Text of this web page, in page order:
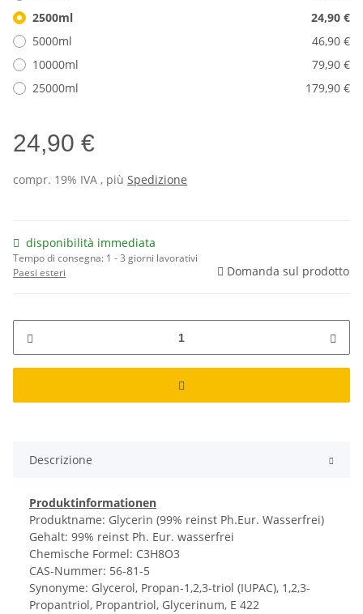
2500ml
24,90 €
5000ml
46,90 €
10000ml
79,90 €
25000ml
179,90 €
24,90 €
compr. 19% IVA , più Spedizione
disponibilità immediata
Tempo di consegna: 1 - 3 giorni lavorativi
Paesi esteri
Domanda sul prodotto
Descrizione
Produktinformationen
Produktname: Glycerin (99% reinst Ph.Eur. Wasserfrei)
Gehalt: 99% reinst Ph. Eur. wasserfrei
Chemische Formel: C3H8O3
CAS-Nummer: 56-81-5
Synonyme: Glycerol, Propan-1,2,3-triol (IUPAC), 1,2,3-
Propantriol, Propantriol, Glycerinum, E 422